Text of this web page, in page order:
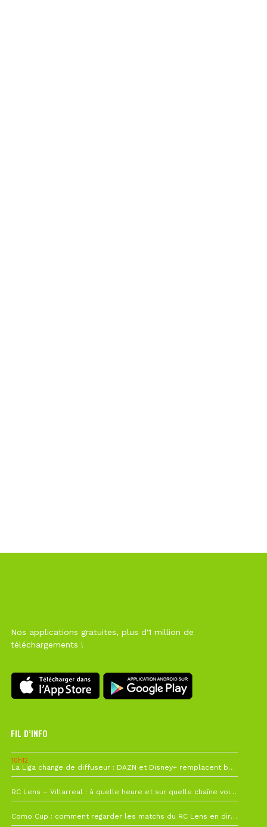
Nos applications gratuites, plus d'1 million de
téléchargements !
FIL D’INFO
10h12
La Liga change de diffuseur : DAZN et Disney+ remplacent beIN Sports !
RC Lens – Villarreal : à quelle heure et sur quelle chaîne voir la finale de la Como Cup ?
Como Cup : comment regarder les matchs du RC Lens en direct ?